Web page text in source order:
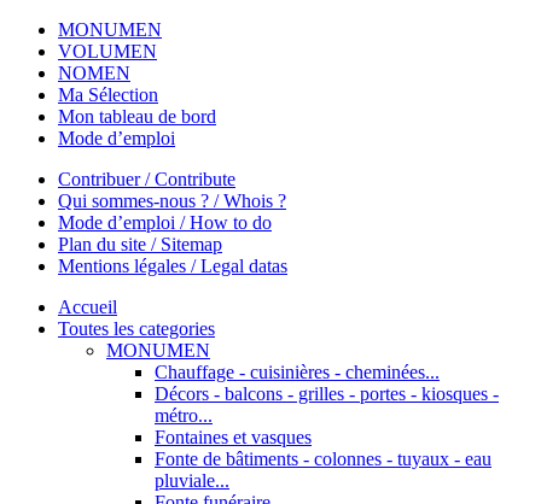
MONUMEN
VOLUMEN
NOMEN
Ma Sélection
Mon tableau de bord
Mode d’emploi
Contribuer / Contribute
Qui sommes-nous ? / Whois ?
Mode d’emploi / How to do
Plan du site / Sitemap
Mentions légales / Legal datas
Accueil
Toutes les categories
MONUMEN
Chauffage - cuisinières - cheminées...
Décors - balcons - grilles - portes - kiosques -
métro...
Fontaines et vasques
Fonte de bâtiments - colonnes - tuyaux - eau
pluviale...